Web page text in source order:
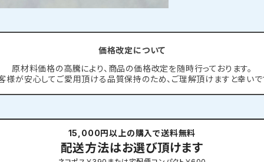
価格改定について
原材料価格の高騰により、商品の価格改定を随時行っております。
様が安心してご愛用頂ける品質保持のため、ご理解頂けますと幸いで
15,000円以上の購入で送料無料
配送方法はお選び頂けます